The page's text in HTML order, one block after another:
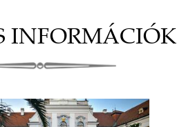
INFORMÁCIÓK